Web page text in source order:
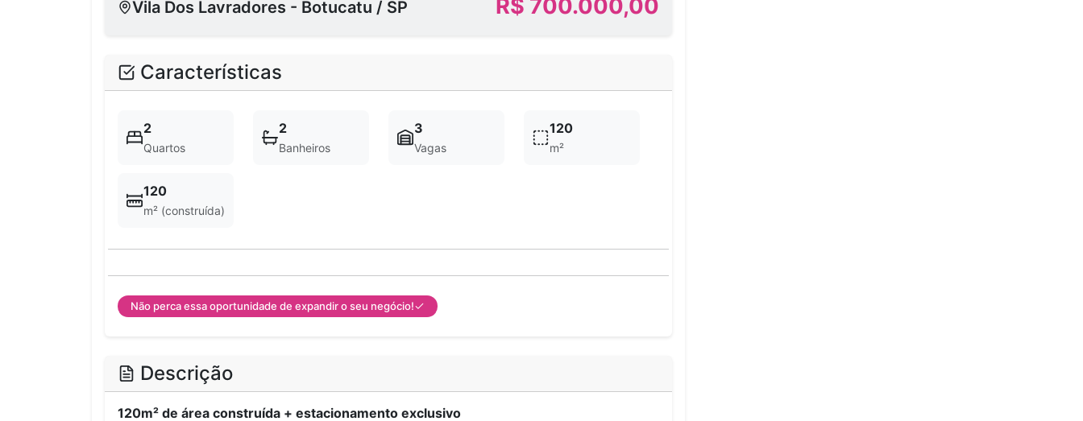
Vila Dos Lavradores - Botucatu / SP R$ 700.000,00
Características
2
Quartos
2
Banheiros
3
Vagas
120
m²
120
m² (construída)
Não perca essa oportunidade de expandir o seu negócio!
Descrição
120m² de área construída + estacionamento exclusivo